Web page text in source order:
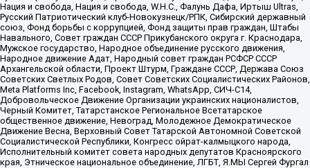
Нация и свобода, Нация и свобода, W.H.С., Фалунь Дафа, Иртыш Ultras,
Русский Патриотический клуб-Новокузнецк/РПК, Сибирский державный
союз, Фонд борьбы с коррупцией, Фонд защиты прав граждан, Штабы
Навального, Совет граждан СССР Прикубанского округа г. Краснодара,
Мужское государство, Народное объединение русского движения,
Народное движение Адат, Народный совет граждан РСФСР СССР
Архангельской области, Проект Штурм, Граждане СССР, Держава Союз
Советских Светлых Родов, Совет Советских Социалистических Районов,
Meta Platforms Inc, Facebook, Instagram, WhatsApp, СИЧ-С14,
Добровольческое Движение Организации украинских националистов,
Черный Комитет, Татарстанское Региональное Всетатарское
общественное движение, Невоград, Молодежное Демократическое
Движение Весна, Верховный Совет Татарской Автономной Советской
Социалистической Республики, Конгресс ойрат-калмыцкого народа,
Исполнительный комитет совета народных депутатов Красноярского
края, Этническое национальное объединение, ЛГБТ, Я.МЫ Сергей Фургал